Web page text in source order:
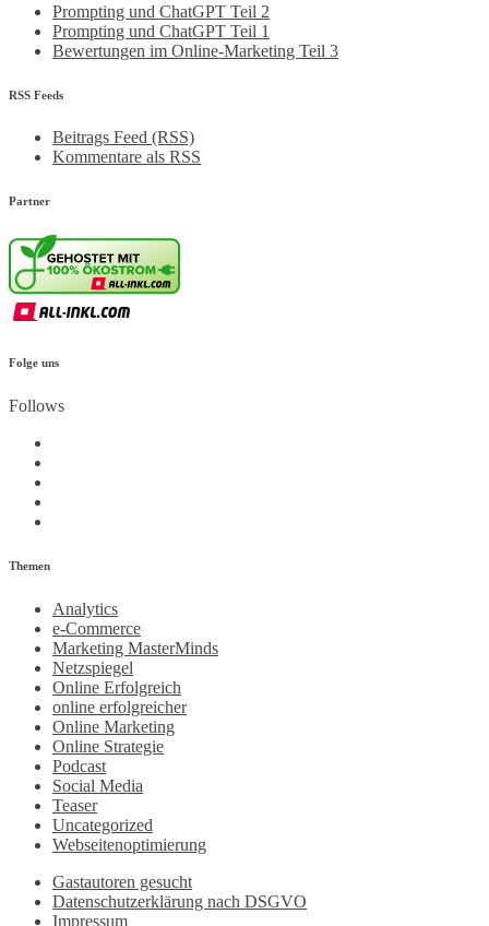
Prompting und ChatGPT Teil 2
Prompting und ChatGPT Teil 1
Bewertungen im Online-Marketing Teil 3
RSS Feeds
Beitrags Feed (RSS)
Kommentare als RSS
Partner
Folge uns
Follows
Themen
Analytics
e-Commerce
Marketing MasterMinds
Netzspiegel
Online Erfolgreich
online erfolgreicher
Online Marketing
Online Strategie
Podcast
Social Media
Teaser
Uncategorized
Webseitenoptimierung
Gastautoren gesucht
Datenschutzerklärung nach DSGVO
Impressum